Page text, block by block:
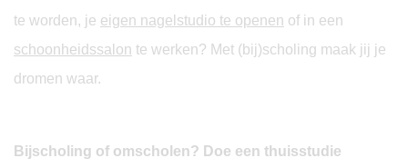
te worden, je eigen nagelstudio te openen of in een
schoonheidssalon te werken? Met (bij)scholing maak jij je
dromen waar.
Bijscholing of omscholen? Doe een thuisstudie